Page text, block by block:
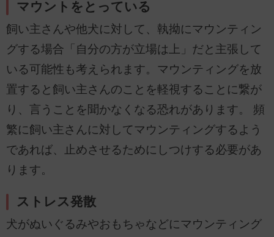
マウントをとっている
飼い主さんや他犬に対して、執拗にマウンティン
グする場合「自分の方が立場は上」だと主張して
いる可能性も考えられます。マウンティングを放
置すると飼い主さんのことを軽視することに繋が
り、言うことを聞かなくなる恐れがあります。 頻
繁に飼い主さんに対してマウンティングするよう
であれば、止めさせるためにしつけする必要があ
ります。
ストレス発散
犬がぬいぐるみやおもちゃなどにマウンティング